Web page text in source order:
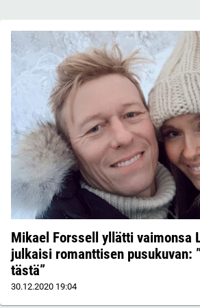
Mikael Forssell yllätti vaimonsa
julkaisi romanttisen pusukuvan:
tästä”
30.12.2020 19:04